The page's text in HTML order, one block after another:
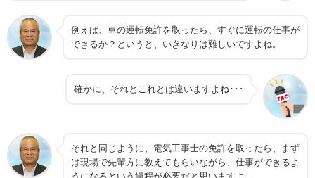
例えば、車の運転免許を取ったら、すぐに運転の仕事が
できるか？というと、いきなりは難しいですよね。
確かに、それとこれとは違いますよね･･･
それと同じように、電気工事士の免許を取ったら、まず
は現場で先輩方に教えてもらいながら、仕事ができるよ